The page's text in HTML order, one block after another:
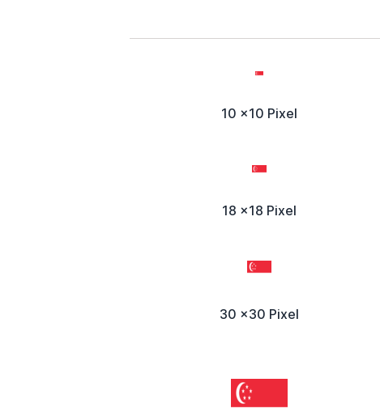
10 x10 Pixel
18 x18 Pixel
30 x30 Pixel